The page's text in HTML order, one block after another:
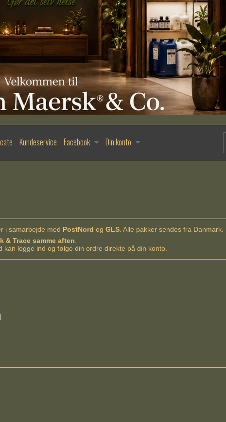
Kundeservice Facebook Din konto
i samarbejde med PostNord ogGLS . Alle pakker sendes fra Danmark.
& Trace samme aften
logge ind og følge din ordre direkte på din konto.